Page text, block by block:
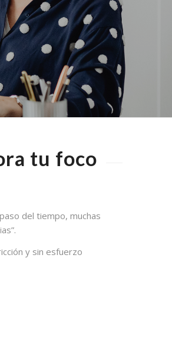
tu foco
del tiempo, muchas
y sin esfuerzo